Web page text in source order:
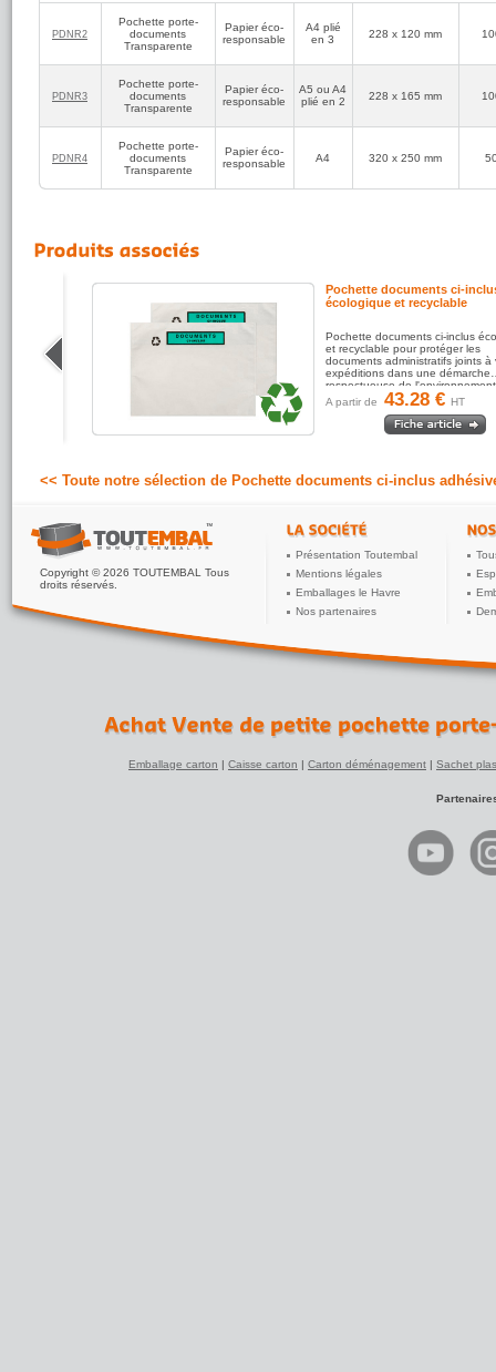
-Les pochettes
PDNR2
Pochette porte-
documents
Transparente
Papier éco-
responsable
A4 plié
en 3
228 x 120 mm
PDNR3
Pochette porte-
documents
Transparente
Papier éco-
responsable
A5 ou A4
plié en 2
228 x 165 mm
PDNR4
Pochette porte-
documents
Transparente
Papier éco-
responsable
A4 320 x 250 mm
Pochette documents ci-
écologique et recyclable
Pochette documents ci-inclus
et recyclable pour protéger les
documents administratifs joints à
expéditions dans une démarche
respectueuse de l'environnement.
pochette...
A partir de 43.28 € HT
<< Toute notre sélection de Pochette documents ci-inclus
Copyright © 2026 TOUTEMBAL Tous
droits réservés.
Présentation Toutembal
Mentions légales
Emballages le Havre
Nos partenaires
Emballage carton | Caisse carton | Carton déménagement | Sachet